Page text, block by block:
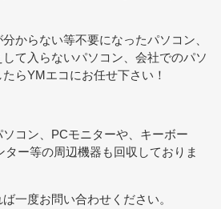
からない等不要になったパソコン、
て入らないパソコン、会社でのパソ
らYMエコにお任せ下さい！
コン、PCモニターや、キーボー
ター等の周辺機器も回収しておりま
一度お問い合わせください。